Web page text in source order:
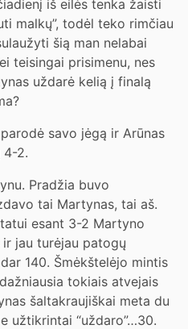
iš eilės tenka žaisti
malkų”, todėl teko rimčiau
šią man nelabai
teisingai prisimenu, nes
uždarė kelią į finalą
savo jėgą ir Arūnas
4-2.
Pradžia buvo
tai Martynas, tai aš.
esant 3-2 Martyno
jau turėjau patogų
140. Šmėkštelėjo mintis
tokiais atvejais
šaltakraujiškai meta du
užtikrintai “uždaro”…30.